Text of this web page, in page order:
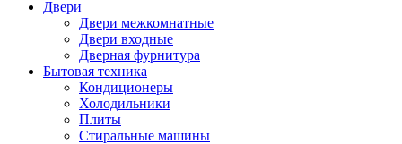
Двери
Двери межкомнатные
Двери входные
Дверная фурнитура
Бытовая техника
Кондиционеры
Холодильники
Плиты
Стиральные машины